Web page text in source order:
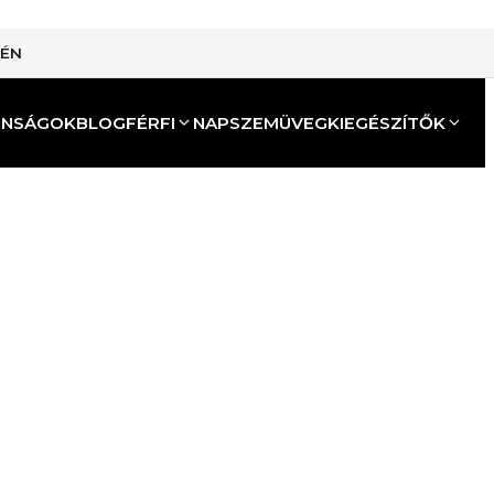
BLOGFÉRFI NAPSZEMÜVEGKIEGÉSZÍTŐK